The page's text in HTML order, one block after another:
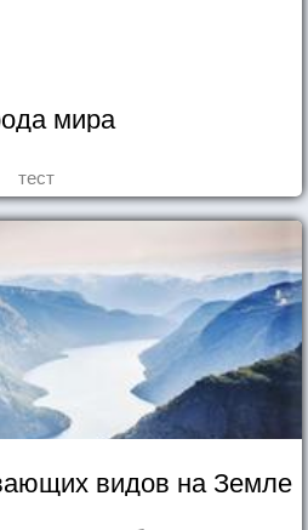
мира
тест
видов на Земле